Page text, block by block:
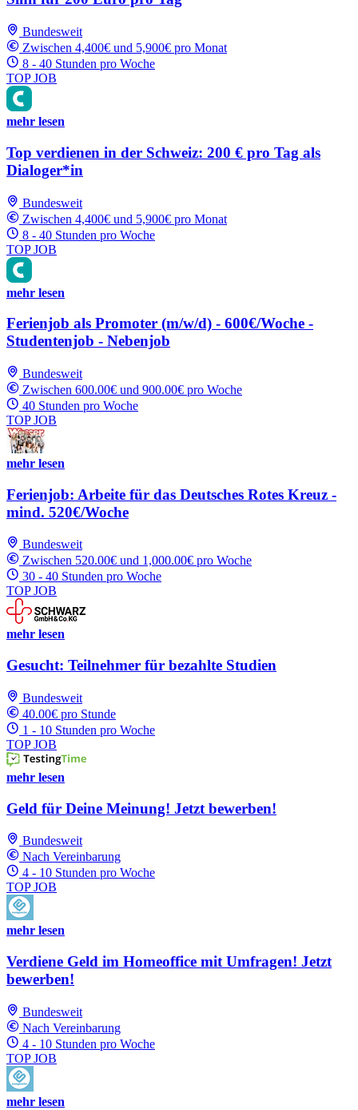
Bundesweit
Zwischen 4,400€ und 5,900€ pro Monat
8 - 40 Stunden pro Woche
TOP JOB
mehr lesen
Top verdienen in der Schweiz: 200 € pro Tag als
Dialoger*in
Bundesweit
Zwischen 4,400€ und 5,900€ pro Monat
8 - 40 Stunden pro Woche
TOP JOB
mehr lesen
Ferienjob als Promoter (m/w/d) - 600€/Woche -
Studentenjob - Nebenjob
Bundesweit
Zwischen 600.00€ und 900.00€ pro Woche
40 Stunden pro Woche
TOP JOB
mehr lesen
Ferienjob: Arbeite für das Deutsches Rotes Kreuz -
mind. 520€/Woche
Bundesweit
Zwischen 520.00€ und 1,000.00€ pro Woche
30 - 40 Stunden pro Woche
TOP JOB
mehr lesen
Gesucht: Teilnehmer für bezahlte Studien
Bundesweit
40.00€ pro Stunde
1 - 10 Stunden pro Woche
TOP JOB
mehr lesen
Geld für Deine Meinung! Jetzt bewerben!
Bundesweit
Nach Vereinbarung
4 - 10 Stunden pro Woche
TOP JOB
mehr lesen
Verdiene Geld im Homeoffice mit Umfragen! Jetzt
bewerben!
Bundesweit
Nach Vereinbarung
4 - 10 Stunden pro Woche
TOP JOB
mehr lesen